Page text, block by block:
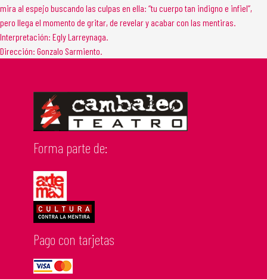
mira al espejo buscando las culpas en ella: “tu cuerpo tan indigno e infiel”,
pero llega el momento de gritar, de revelar y acabar con las mentiras.
Interpretación: Egly Larreynaga.
Dirección: Gonzalo Sarmiento.
Forma parte de:
Pago con tarjetas